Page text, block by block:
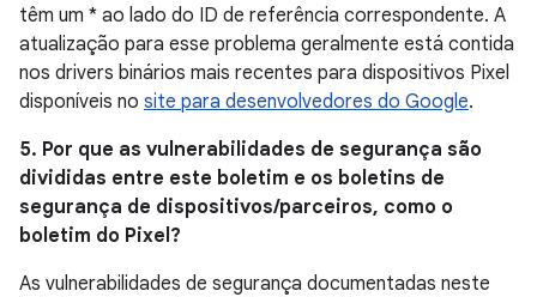
têm um * ao lado do ID de referência correspondente. A
atualização para esse problema geralmente está contida
nos drivers binários mais recentes para dispositivos Pixel
disponíveis no site para desenvolvedores do Google.
5. Por que as vulnerabilidades de segurança são
divididas entre este boletim e os boletins de
segurança de dispositivos/parceiros, como o
boletim do Pixel?
As vulnerabilidades de segurança documentadas neste